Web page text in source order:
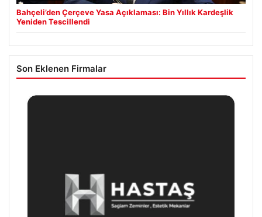
Bahçeli’den Çerçeve Yasa Açıklaması: Bin Yıllık Kardeşlik
Yeniden Tescillendi
Son Eklenen Firmalar